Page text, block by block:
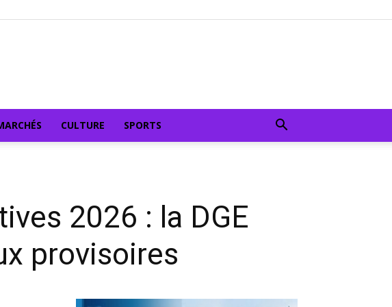
CULTURE SPORTS
2026 : la DGE
provisoires